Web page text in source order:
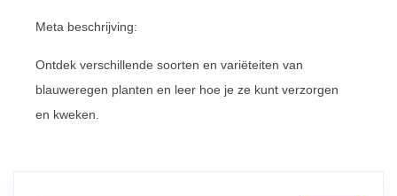
Meta beschrijving:
Ontdek verschillende soorten en variëteiten van
blauweregen planten en leer hoe je ze kunt verzorgen
en kweken.